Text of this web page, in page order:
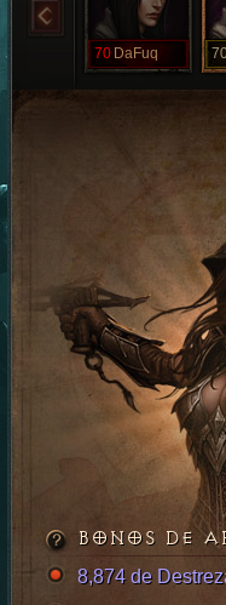
70 DaFuq
BONOS DE
8,874 de